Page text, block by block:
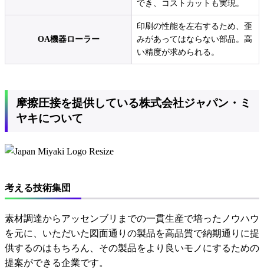
でき、コストカットも実現。
OA機器ローラー
印刷の性能を左右するため、歪
みがあってはならない部品。高
い精度が求められる。
摩擦圧接を提供している株式会社ジャパン・ミ
ヤキについて
考える技術集団
素材調達からアッセンブリまでの一貫生産で培ったノウハウ
を元に、いただいた図面通りの製品を高品質で納期通りに提
供するのはもちろん、その製品をより良いモノにするための
提案ができる企業です。